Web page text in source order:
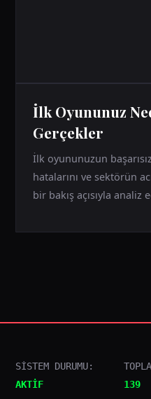
İlk Oyununuz
Gerçekler
İlk oyununuzun
hatalarını ve sektörün
bir bakış açısıyla analiz
SİSTEM DURUMU:
AKTİF
139